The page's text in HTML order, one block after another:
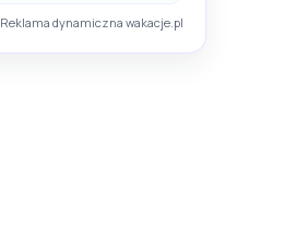
Reklama dynamiczna wakacje.pl